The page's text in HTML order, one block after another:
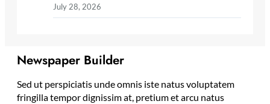
July 28, 2026
Newspaper Builder
Sed ut perspiciatis unde omnis iste natus voluptatem
fringilla tempor dignissim at, pretium et arcu natus